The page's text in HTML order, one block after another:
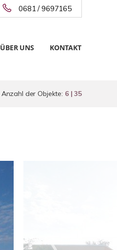
0681 / 9697165
ÜBER UNS KONTAKT
Anzahl der Objekte: 6 | 35